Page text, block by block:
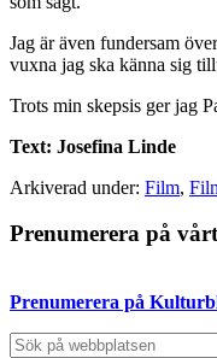
Jag är även fundersam
vuxna jag ska känna sig
Trots min skepsis ger jag
Text: Josefina Linde
Arkiverad under: Film,
Primärt
Prenumerera på
Prenumerera på
Sök